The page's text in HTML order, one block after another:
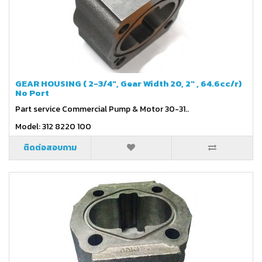
GEAR HOUSING ( 2-3/4", Gear Width 20, 2" , 64.6cc/r)
No Port
Part service Commercial Pump & Motor 30-31..
Model: 312 8220 100
ติดต่อสอบถาม